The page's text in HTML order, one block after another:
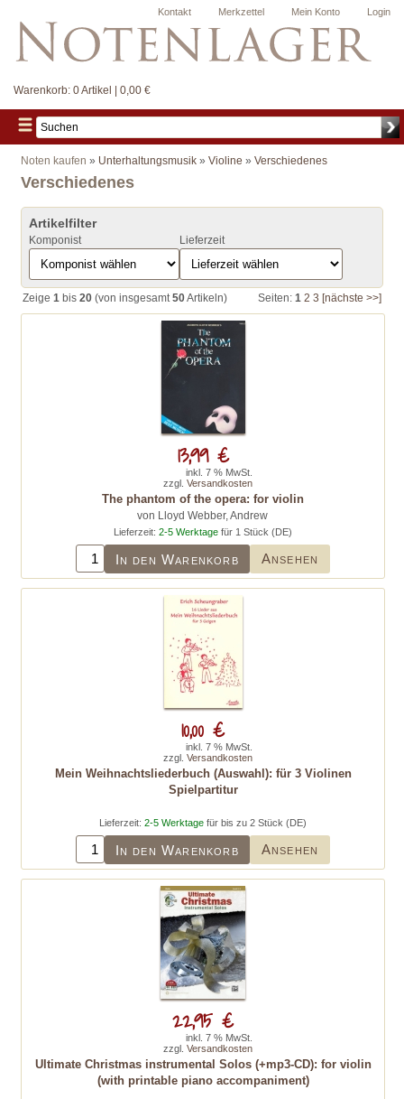
Login
Mein Konto
Merkzettel
Kontakt
Warenkorb: 0 Artikel | 0,00 €
Noten kaufen » Unterhaltungsmusik » Violine » Verschiedenes
Verschiedenes
Artikelfilter
Komponist Lieferzeit
Zeige 1 bis 20 (von insgesamt50Artikeln) Seiten: 1 2 3 [nächste >>]
The phantom of the opera: for violin
von Lloyd Webber, Andrew
Lieferzeit: 2-5 Werktagefür 1 Stück (DE)
In den Warenkorb Ansehen
13,99 €
inkl. 7 % MwSt.
zzgl. Versandkosten
Mein Weihnachtsliederbuch (Auswahl): für 3 Violinen
Spielpartitur
Lieferzeit: 2-5 Werktage für bis zu 2 Stück (DE)
In den Warenkorb Ansehen
10,00 €
inkl. 7 % MwSt.
zzgl. Versandkosten
Ultimate Christmas instrumental Solos (+mp3-CD): for violin
(with printable piano accompaniment)
22,95 €
inkl. 7 % MwSt.
zzgl. Versandkosten